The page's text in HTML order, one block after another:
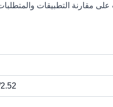
على مقارنة التطبيقات